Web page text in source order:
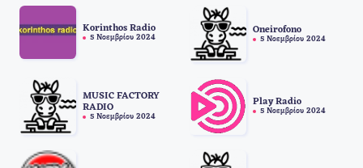
Korinthos Radio
5 Νοεμβρίου 2024
Oneirofono
5 Νοεμβρίου 2024
MUSIC FACTORY
RADIO
5 Νοεμβρίου 2024
Play Radio
5 Νοεμβρίου 2024